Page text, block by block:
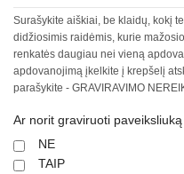
Surašykite aiškiai, be klaidų, kokį
didžiosimis raidėmis, kurie
renkatės daugiau nei vieną
apdovanojimą įkelkite į krepšelį
parašykite - GRAVIRAVIMO
Ar norit graviruoti
NE
TAIP